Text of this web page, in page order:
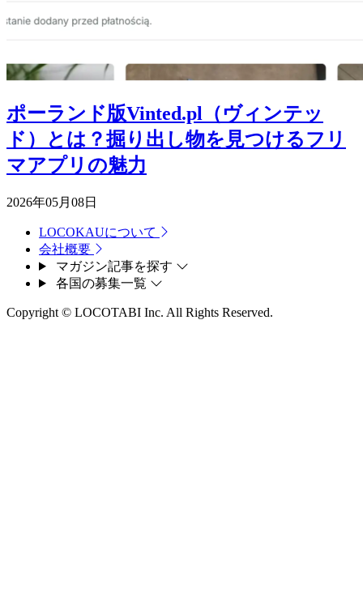
ポーランド版Vinted.pl（ヴィンテッ
ド）とは？掘り出し物を見つけるフリ
マアプリの魅力
2026年05月08日
LOCOKAUについて
会社概要
マガジン記事を探す
各国の募集一覧
Copyright © LOCOTABI Inc. All Rights Reserved.